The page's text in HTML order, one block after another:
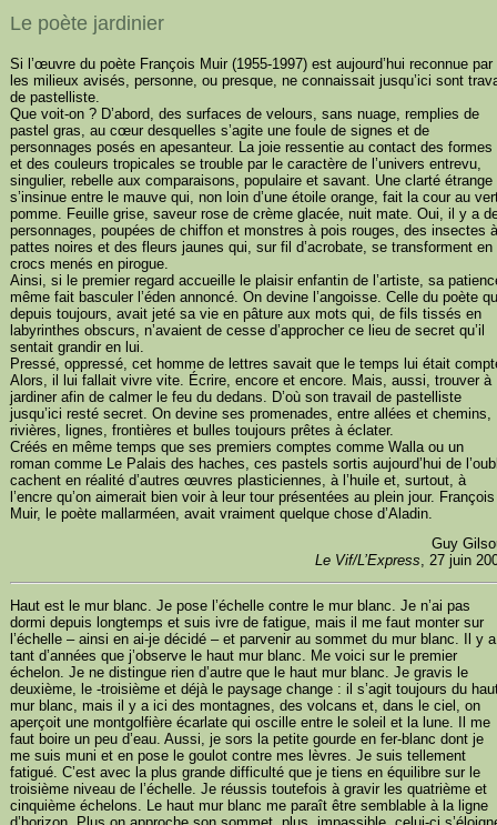
Le poète jardinier
Si l’œuvre du poète François Muir (1955-1997) est aujourd’hui reconnue par
les milieux avisés, personne, ou presque, ne connaissait jusqu’ici sont
de pastelliste.
Que voit-on ? D’abord, des surfaces de velours, sans nuage, remplies de
pastel gras, au cœur desquelles s’agite une foule de signes et de
personnages posés en apesanteur. La joie ressentie au contact des formes
et des couleurs tropicales se trouble par le caractère de l’univers entrevu,
singulier, rebelle aux comparaisons, populaire et savant. Une clarté étrange
s’insinue entre le mauve qui, non loin d’une étoile orange, fait la cour au
pomme. Feuille grise, saveur rose de crème glacée, nuit mate. Oui, il y a
personnages, poupées de chiffon et monstres à pois rouges, des insectes à
pattes noires et des fleurs jaunes qui, sur fil d’acrobate, se transforment en
crocs menés en pirogue.
Ainsi, si le premier regard accueille le plaisir enfantin de l’artiste, sa
même fait basculer l’éden annoncé. On devine l’angoisse. Celle du poète
depuis toujours, avait jeté sa vie en pâture aux mots qui, de fils tissés en
labyrinthes obscurs, n’avaient de cesse d’approcher ce lieu de secret qu’il
sentait grandir en lui.
Pressé, oppressé, cet homme de lettres savait que le temps lui était
Alors, il lui fallait vivre vite. Écrire, encore et encore. Mais, aussi, trouver à
jardiner afin de calmer le feu du dedans. D’où son travail de pastelliste
jusqu’ici resté secret. On devine ses promenades, entre allées et chemins,
rivières, lignes, frontières et bulles toujours prêtes à éclater.
Créés en même temps que ses premiers comptes comme Walla ou un
roman comme Le Palais des haches, ces pastels sortis aujourd’hui de
cachent en réalité d’autres œuvres plasticiennes, à l’huile et, surtout, à
l’encre qu’on aimerait bien voir à leur tour présentées au plein jour. François
Muir, le poète mallarméen, avait vraiment quelque chose d’Aladin.
Guy
Le Vif/L’Express, 27 juin
Haut est le mur blanc. Je pose l’échelle contre le mur blanc. Je n’ai pas
dormi depuis longtemps et suis ivre de fatigue, mais il me faut monter sur
l’échelle – ainsi en ai-je décidé – et parvenir au sommet du mur blanc. Il y a
tant d’années que j’observe le haut mur blanc. Me voici sur le premier
échelon. Je ne distingue rien d’autre que le haut mur blanc. Je gravis le
deuxième, le -troisième et déjà le paysage change : il s’agit toujours du
mur blanc, mais il y a ici des montagnes, des volcans et, dans le ciel, on
aperçoit une montgolfière écarlate qui oscille entre le soleil et la lune. Il me
faut boire un peu d’eau. Aussi, je sors la petite gourde en fer-blanc dont je
me suis muni et en pose le goulot contre mes lèvres. Je suis tellement
fatigué. C’est avec la plus grande difficulté que je tiens en équilibre sur le
troisième niveau de l’échelle. Je réussis toutefois à gravir les quatrième et
cinquième échelons. Le haut mur blanc me paraît être semblable à la ligne